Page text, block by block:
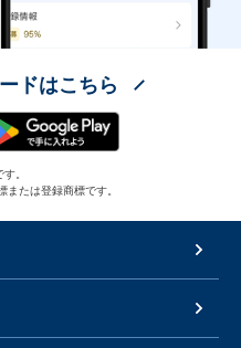
ドはこちら
。
たは登録商標です。